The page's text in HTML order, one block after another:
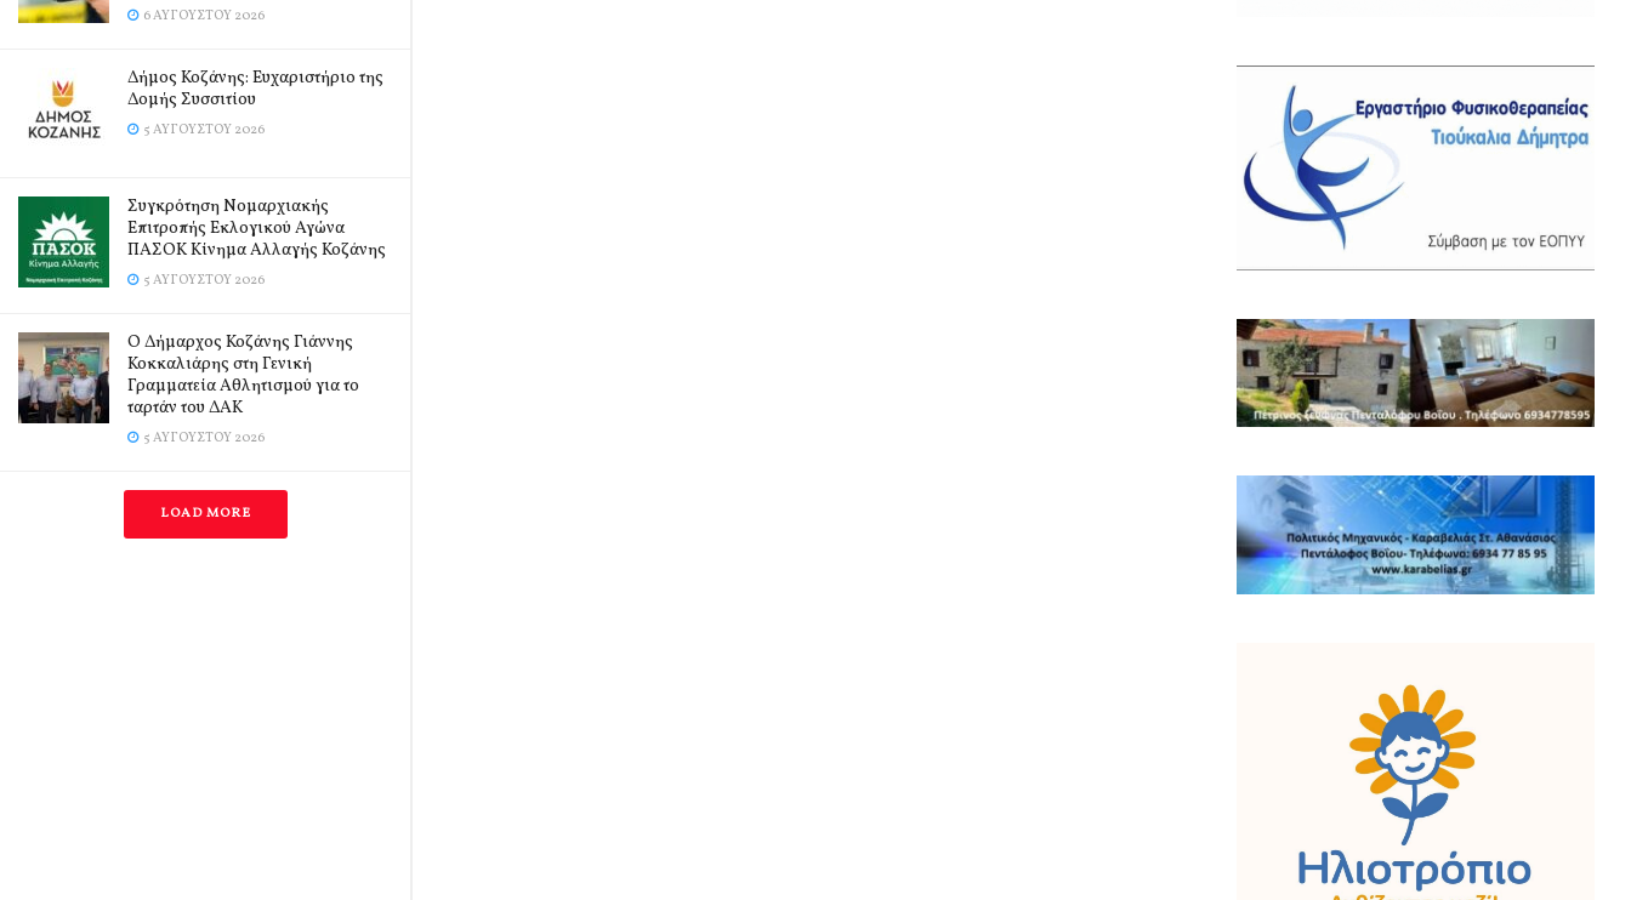
6 ΑΥΓΟΎΣΤΟΥ 2026
Δήμος Κοζάνης: Ευχαριστήριο της
Δομής Συσσιτίου
5 ΑΥΓΟΎΣΤΟΥ 2026
Συγκρότηση Νομαρχιακής
Επιτροπής Εκλογικού Αγώνα
ΠΑΣΟΚ Κίνημα Αλλαγής Κοζάνης
5 ΑΥΓΟΎΣΤΟΥ 2026
Ο Δήμαρχος Κοζάνης Γιάννης
Κοκκαλιάρης στη Γενική
Γραμματεία Αθλητισμού για το
ταρτάν του ΔΑΚ
5 ΑΥΓΟΎΣΤΟΥ 2026
LOAD MORE